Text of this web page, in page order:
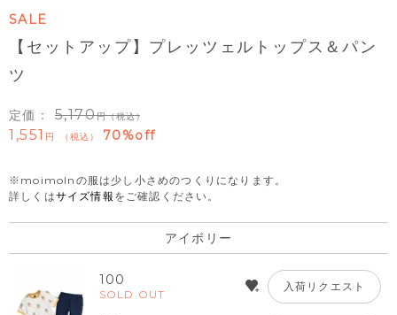
SALE
【セットアップ】プレッツェルトップス＆パン
ツ
定価： 5,170 （税込）
1,551 税込 70%off
※moimolnの服は少し小さめのつくりになります。
詳しくはサイズ情報 をご確認ください。
アイボリー
100
SOLD OUT
入荷リクエスト